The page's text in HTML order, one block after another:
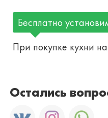
Бесплатно
При покупке кухни
Остались